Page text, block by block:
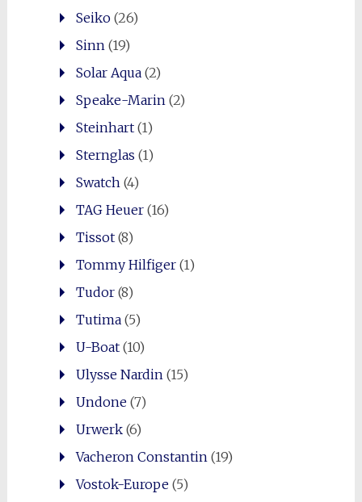
Seiko(26)
Sinn(19)
Solar Aqua(2)
Speake-Marin(2)
Steinhart(1)
Sternglas (1)
Swatch(4)
TAG Heuer(16)
Tissot(8)
Tommy Hilfiger(1)
Tudor(8)
Tutima(5)
U-Boat(10)
Ulysse Nardin(15)
Undone(7)
Urwerk(6)
Vacheron Constantin(19)
Vostok-Europe(5)